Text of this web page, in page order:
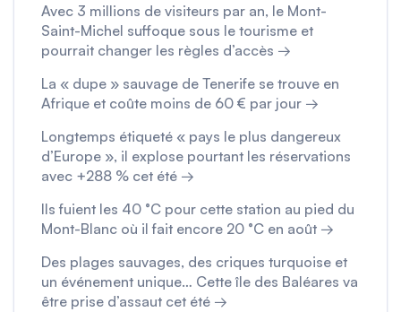
Avec 3 millions de visiteurs par an, le Mont-
Saint-Michel suffoque sous le tourisme et
pourrait changer les règles d’accès →
La « dupe » sauvage de Tenerife se trouve en
Afrique et coûte moins de 60 € par jour →
Longtemps étiqueté « pays le plus dangereux
d’Europe », il explose pourtant les réservations
avec +288 % cet été →
Ils fuient les 40 °C pour cette station au pied du
Mont-Blanc où il fait encore 20 °C en août →
Des plages sauvages, des criques turquoise et
un événement unique… Cette île des Baléares va
être prise d’assaut cet été →